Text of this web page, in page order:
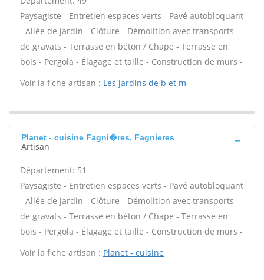
Paysagiste - Entretien espaces verts - Pavé autobloquant
- Allée de jardin - Clôture - Démolition avec transports
de gravats - Terrasse en béton / Chape - Terrasse en
bois - Pergola - Élagage et taille - Construction de murs -
Voir la fiche artisan : Les jardins de b et m
Planet - cuisine Fagni�res, Fagnieres
Artisan
Département: 51
Paysagiste - Entretien espaces verts - Pavé autobloquant
- Allée de jardin - Clôture - Démolition avec transports
de gravats - Terrasse en béton / Chape - Terrasse en
bois - Pergola - Élagage et taille - Construction de murs -
Voir la fiche artisan : Planet - cuisine